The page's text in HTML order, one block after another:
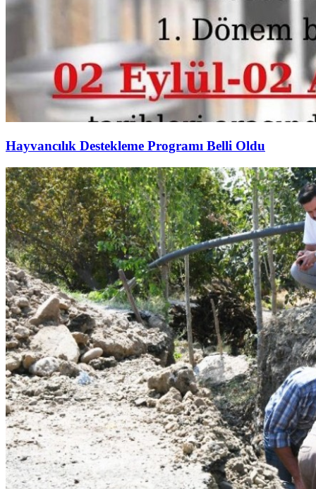
Hayvancılık Destekleme Programı Belli Oldu